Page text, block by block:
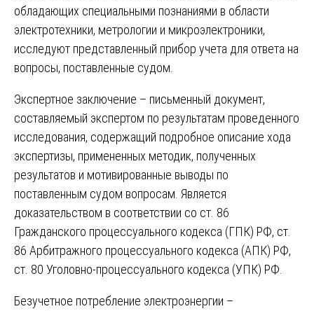
обладающих специальными познаниями в области
электротехники, метрологии и микроэлектроники,
исследуют представленный прибор учета для ответа на
вопросы, поставленные судом.
Экспертное заключение – письменный документ,
составляемый экспертом по результатам проведенного
исследования, содержащий подробное описание хода
экспертизы, примененных методик, полученных
результатов и мотивированные выводы по
поставленным судом вопросам. Является
доказательством в соответствии со ст. 86
Гражданского процессуального кодекса (ГПК) РФ, ст.
86 Арбитражного процессуального кодекса (АПК) РФ,
ст. 80 Уголовно-процессуального кодекса (УПК) РФ.
Безучетное потребление электроэнергии –